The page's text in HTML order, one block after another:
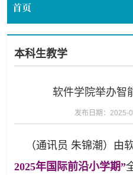
首页
本科生教学
软件学院举办智
发布日期：2025-
（通讯员 朱锦潮）由
2025年国际前沿小学期”